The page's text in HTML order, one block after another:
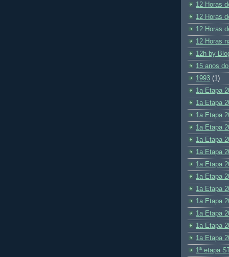
12 Horas
12 Horas
12 Horas
12 Horas
12h by
15 anos
1993 (1)
1a Etapa
1a Etapa
1a Etapa
1a Etapa
1a Etapa
1a Etapa
1a Etapa
1a Etapa
1a Etapa
1a Etapa
1a Etapa
1a Etapa
1a Etapa
1ª etapa